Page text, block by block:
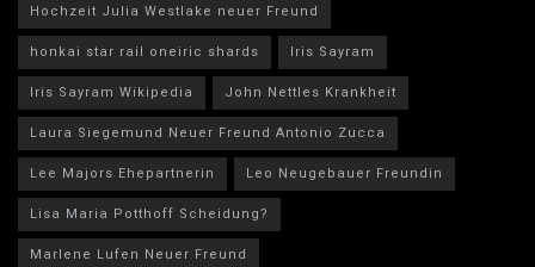
Hochzeit Julia Westlake neuer Freund
honkai star rail oneiric shards
Iris Sayram
Iris Sayram Wikipedia
John Nettles Krankheit
Laura Siegemund Neuer Freund Antonio Zucca
Lee Majors Ehepartnerin
Leo Neugebauer Freundin
Lisa Maria Potthoff Scheidung?
Marlene Lufen Neuer Freund